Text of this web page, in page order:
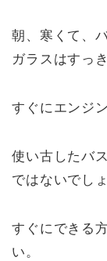
朝、寒くて、
ガラスはすっ
すぐにエンジ
使い古したバ
ではないでし
すぐにできる
い。